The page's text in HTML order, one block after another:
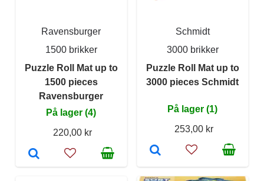
Ravensburger
1500 brikker
Puzzle Roll Mat up to
1500 pieces
Ravensburger
På lager (4)
220,00 kr
Schmidt
3000 brikker
Puzzle Roll Mat up to
3000 pieces Schmidt
På lager (1)
253,00 kr